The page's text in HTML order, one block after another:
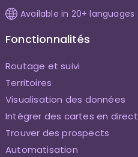
Available in 20+ languages
Fonctionnalités
Routage et suivi
Territoires
Visualisation des données
Intégrer des cartes en direct
Trouver des prospects
Automatisation